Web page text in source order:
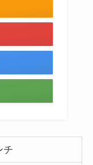
チ